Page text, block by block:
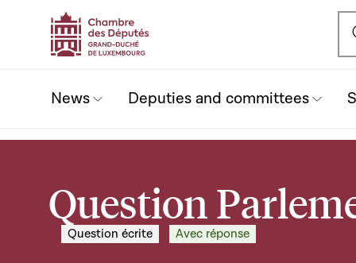
News Deputies and committees
Question
Question écrite Avec réponse